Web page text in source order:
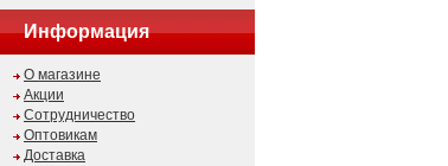
Информация
О магазине
Акции
Сотрудничество
Оптовикам
Доставка